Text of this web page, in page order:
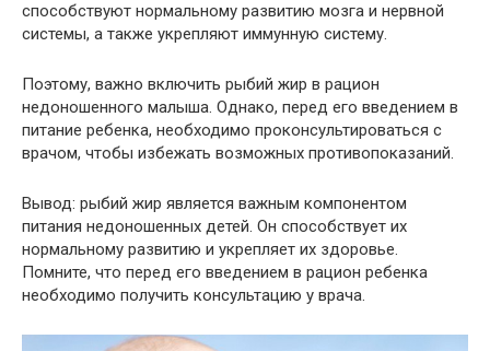
способствуют нормальному развитию мозга и нервной
системы, а также укрепляют иммунную систему.
Поэтому, важно включить рыбий жир в рацион
недоношенного малыша. Однако, перед его введением в
питание ребенка, необходимо проконсультироваться с
врачом, чтобы избежать возможных противопоказаний.
Вывод: рыбий жир является важным компонентом
питания недоношенных детей. Он способствует их
нормальному развитию и укрепляет их здоровье.
Помните, что перед его введением в рацион ребенка
необходимо получить консультацию у врача.